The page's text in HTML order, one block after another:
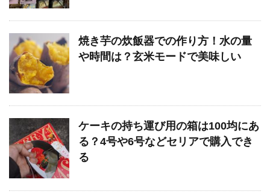
焼き芋の炊飯器での作り方！水の量
や時間は？玄米モードで美味しい
ケーキの持ち運び用の箱は100均にあ
る？4号や6号などセリアで購入でき
る